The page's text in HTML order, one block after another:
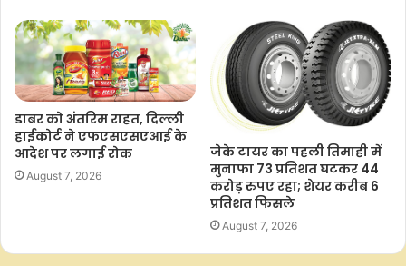
डाबर को अंतरिम राहत, दिल्ली
हाईकोर्ट ने एफएसएसएआई के
आदेश पर लगाई रोक
August 7, 2026
जेके टायर का पहली तिमाही में
मुनाफा 73 प्रतिशत घटकर 44
करोड़ रुपए रहा; शेयर करीब 6
प्रतिशत फिसले
August 7, 2026